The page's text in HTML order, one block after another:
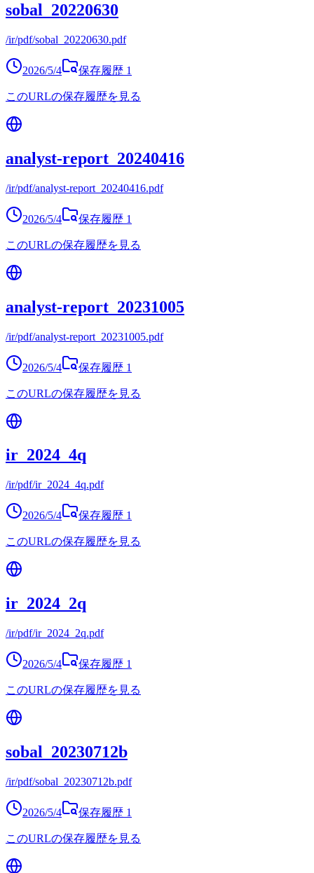
sobal_20220630
/ir/pdf/sobal_20220630.pdf
2026/5/4 保存履歴 1
このURLの保存履歴を見る
analyst-report_20240416
/ir/pdf/analyst-report_20240416.pdf
2026/5/4 保存履歴 1
このURLの保存履歴を見る
analyst-report_20231005
/ir/pdf/analyst-report_20231005.pdf
2026/5/4 保存履歴 1
このURLの保存履歴を見る
ir_2024_4q
/ir/pdf/ir_2024_4q.pdf
2026/5/4 保存履歴 1
このURLの保存履歴を見る
ir_2024_2q
/ir/pdf/ir_2024_2q.pdf
2026/5/4 保存履歴 1
このURLの保存履歴を見る
sobal_20230712b
/ir/pdf/sobal_20230712b.pdf
2026/5/4 保存履歴 1
このURLの保存履歴を見る